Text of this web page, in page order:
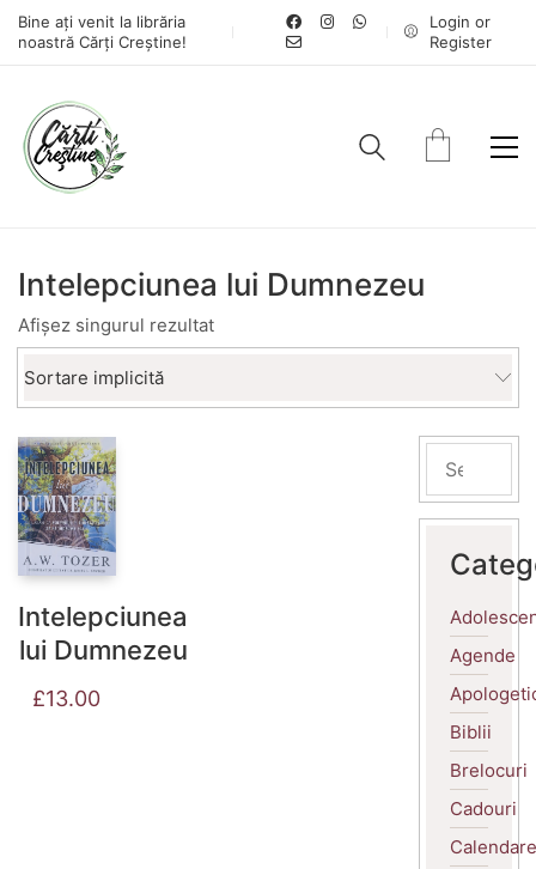
Bine ați venit la librăria
noastră Cărți Creștine!
Login or
Register
Intelepciunea lui Dumnezeu
Afișez singurul rezultat
Sortare implicită
Intelepciunea
lui Dumnezeu
£13.00
Agende
Biblii
Brelocuri
Cadouri
Calendare